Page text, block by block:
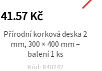
41.57 Kč
Přírodní korková deska 2
mm, 300 × 400 mm –
balení 1 ks
Kód: 840242